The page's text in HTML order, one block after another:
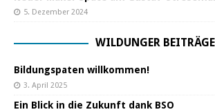
5. Dezember 2024
WILDUNGER BEITRÄGE
Bildungspaten willkommen!
3. April 2025
Ein Blick in die Zukunft dank BSO